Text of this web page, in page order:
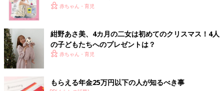
赤ちゃん・育児
紺野あさ美、4カ月の二女は初めてのクリスマス！4人
の子どもたちへのプレゼントは？
赤ちゃん・育児
もらえる年金25万円以下の人が知るべき事